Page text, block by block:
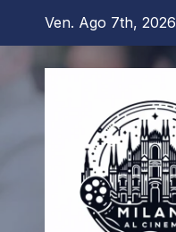
contenuto
Ven. Ago 7th, 2026